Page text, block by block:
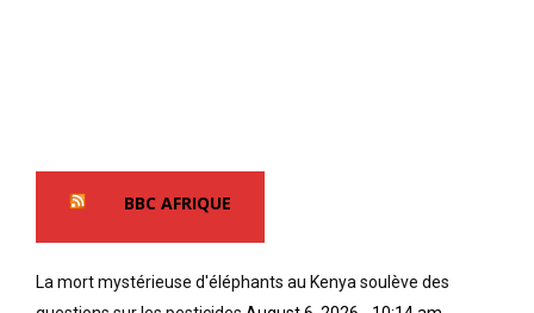
BBC AFRIQUE
La mort mystérieuse d'éléphants au Kenya soulève des